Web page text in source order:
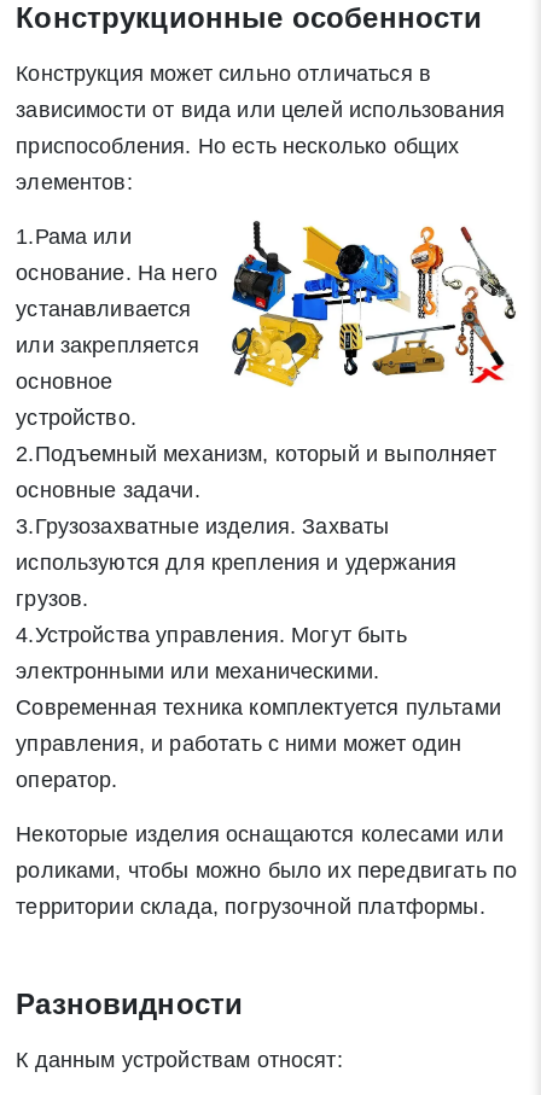
Конструкционные особенности
Конструкция может сильно отличаться в
зависимости от вида или целей использования
приспособления. Но есть несколько общих
элементов:
1.Рама или
основание. На него
устанавливается
или закрепляется
основное
устройство.
2.Подъемный механизм, который и выполняет
основные задачи.
3.Грузозахватные изделия. Захваты
используются для крепления и удержания
грузов.
4.Устройства управления. Могут быть
электронными или механическими.
Современная техника комплектуется пультами
управления, и работать с ними может один
оператор.
Некоторые изделия оснащаются колесами или
роликами, чтобы можно было их передвигать по
территории склада, погрузочной платформы.
Разновидности
К данным устройствам относят: